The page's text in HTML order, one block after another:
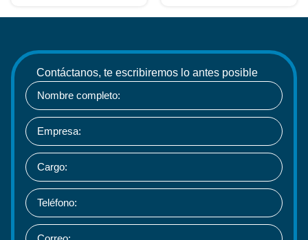
Contáctanos, te escribiremos lo antes posible